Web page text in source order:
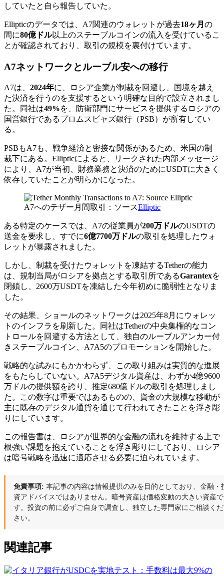
していたと自ら報告していた。
Ellipticのデータでは、A7関連のウォレットが過去18ヶ月 の
間に80億ドル以上のステーブルコインの流入を受けているこ
とが確認されており、取引の規模を裏付けています。
A7ネットワークとルーブル安への移行
A7は、 2024年に、ロシア企業が制裁を回避し、国境を越え
た決済を行うのを支援するという明確な目的で設立されまし
た。同社は49%を、防衛部門にサービスを提供するロシアの
国営銀行であるプロムスビャズ銀行（PSB）が所有してい
る。
PSBもA7も、戦争経済と密接な関係があるため、米国の制
裁下にある。Ellipticによると、リークされた内部メッセージ
により、A7が当初、財務業務と決済のためにUSDTに大きく
依存していたことが明らかになった。
A7へのテザー月間取引：ソースElliptic
ある特定のケースでは、A7の従業員が200万ドルのUSDTの
送金を要求し、すでに6億7700万ドルの取引を処理したウォ
レットが暴露されました。
しかし、制裁を受けたウォレットを凍結するTetherの能力
は、規制当局がロシアを拠点とする取引所であるGarantexを
閉鎖し、2600万USDTを凍結した今年初めに脆弱性となりま
した。
その結果、ショールのネットワークは2025年8月にウォレッ
トのインフラを刷新した。同社はTetherの中央集権的なコン
トロールを回避する方法として、独自のルーブルアンカー付
きステーブルコイン、A7A5のプロモーションを開始した。
戦略的な試みにもかかわらず、この取り組みは実質的な進展
をもたらしていない。A7A5デジタル資産は、わずか4億9600
万ドルの提供額を誇り、推定680億ドルの取引を処理しまし
た。この数字は重要ではあるものの、資金の大規模な移動が
主に既存のデジタル通貨を通じて行われてきたことを浮き彫
りにしています。
この報告書は、ロシアが世界的な金融の流れを維持する上で
根強い課題を抱えていることを浮き彫りにしており、ロシア
は暗号戦略を迅速に適応させる必要に迫られています。
免責事項: 本記事の内容は情報提供のみを目的としており、金融・
資アドバイスではありません。暗号資産は価格変動の大きい資産で
す。投資の前に必ずご自身で調査し、独立した専門家にご相談くだ
さい。
関連記事